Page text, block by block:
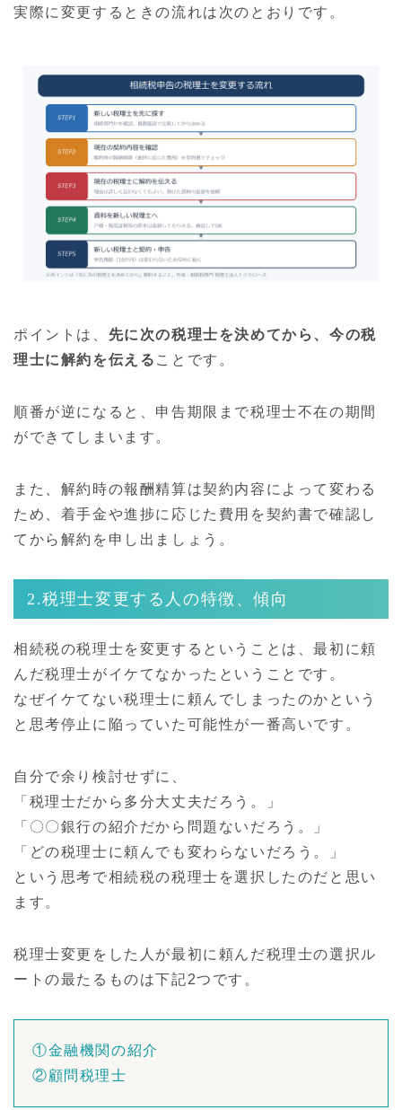
実際に変更するときの流れは次のとおりです。
ポイントは、 先に次の税理士を決めてから、今の税
理士に解約を伝える ことです。
順番が逆になると、申告期限まで税理士不在の期間
ができてしまいます。
また、解約時の報酬精算は契約内容によって変わる
ため、着手金や進捗に応じた費用を契約書で確認し
てから解約を申し出ましょう。
2.税理士変更する人の特徴、傾向
相続税の税理士を変更するということは、最初に頼
んだ税理士がイケてなかったということです。
なぜイケてない税理士に頼んでしまったのかという
と思考停止に陥っていた可能性が一番高いです。
自分で余り検討せずに、
「税理士だから多分大丈夫だろう。」
「〇〇銀行の紹介だから問題ないだろう。」
「どの税理士に頼んでも変わらないだろう。」
という思考で相続税の税理士を選択したのだと思い
ます。
税理士変更をした人が最初に頼んだ税理士の選択ル
ートの最たるものは下記2つです。
①金融機関の紹介
②顧問税理士